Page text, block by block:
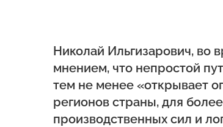
Николай Ильгизарович, во
мнением, что непростой
тем не менее «открывает
регионов страны, для
производственных сил и